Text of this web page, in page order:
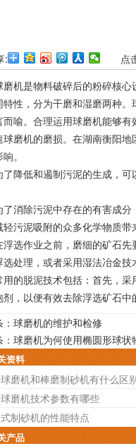
点
:
是物料破碎后的粉碎核心
特性，分为干磨和湿磨两种
而喻。合理运用球磨机能够
球磨机的磨损。在湖南衡阳
。
低和遏制污泥的生成，可
除污泥中存在的有害成分
轻污泥吸附的众多化学物质带
作业之前，磨细的矿石先
处理，或者采用湿法冶金技
脱泥技术包括：首先，采
剂，以便有效去除浮选矿石中
球磨机的维护和检修
球磨机为何使用椭圆形球状
资料
磨机和棒磨制砂机有什么区
磨机技术参数有哪些
制砂机的性能特点
产品